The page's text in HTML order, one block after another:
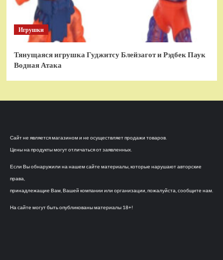
Игрушки
Тянущаяся игрушка Гуджитсу Блейзагот и Рэдбек Паук
Водная Атака
Сайт не является магазином и не осуществляет продажи товаров.
Цены на продукты могут отличаться от заявленных.
Если Вы обнаружили на нашем сайте материалы, которые нарушают авторские
права,
принадлежащие Вам, Вашей компании или организации, пожалуйста, сообщите нам.
На сайте могут быть опубликованы материалы 18+!